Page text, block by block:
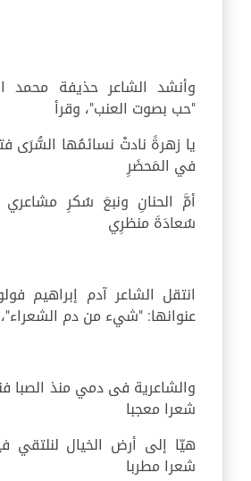
وأنشد الشاعر حذيفة محمد
"حب بصوت العنب"، وقرأ
يا زهرةً نادتْ نسائمُها السُّرَى
في المَحضَرِ
أمَّ الحنانِ ونبعَ سُكرِ مشاعري
سُعادَةَ منظرِي
انتقل الشاعر آدم إبراهيم
عنوانها: "شيء من دم
والشاعرية فى دمي منذ الصبا
شعرا معجبا
هيّا إلى أرض الخيال لنلتقي
شعرا مطربا